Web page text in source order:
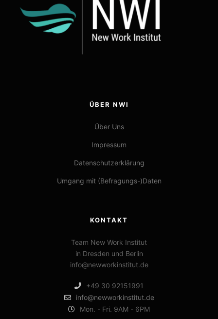
ÜBER NWI
Über Uns
Impressum
Datenschutzerklärung
Umgang mit (Befragungs-)Daten
KONTAKT
Team New Work Institut
in Dresden und Berlin
info@newworkinstitut.de
+49 30 92151991
info@newworkinstitut.de
Mon. - Fri. 9AM - 6PM